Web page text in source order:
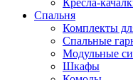
Кресла-
Спальня
Комплекты
Спальные
Модульные
Шкафы